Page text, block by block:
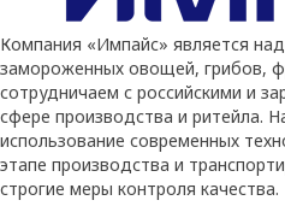
Компания «Импайс» является
замороженных овощей, грибов,
сотрудничаем с российскими и
сфере производства и ритейла.
использование современных
этапе производства и
строгие меры контроля качества.